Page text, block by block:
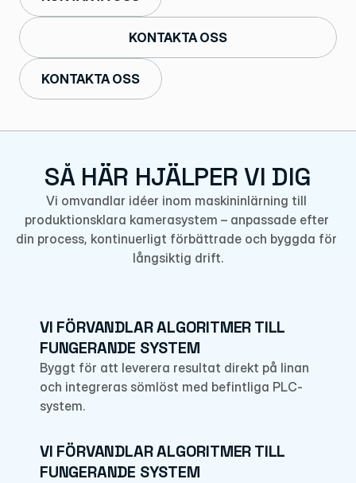
KONTAKTA OSS
KONTAKTA OSS
SÅ HÄR HJÄLPER VI DIG
Vi omvandlar idéer inom maskininlärning till
produktionsklara kamerasystem – anpassade efter
din process, kontinuerligt förbättrade och byggda för
långsiktig drift.
VI FÖRVANDLAR ALGORITMER TILL
FUNGERANDE SYSTEM
Byggt för att leverera resultat direkt på linan
och integreras sömlöst med befintliga PLC-
system.
VI FÖRVANDLAR ALGORITMER TILL
FUNGERANDE SYSTEM